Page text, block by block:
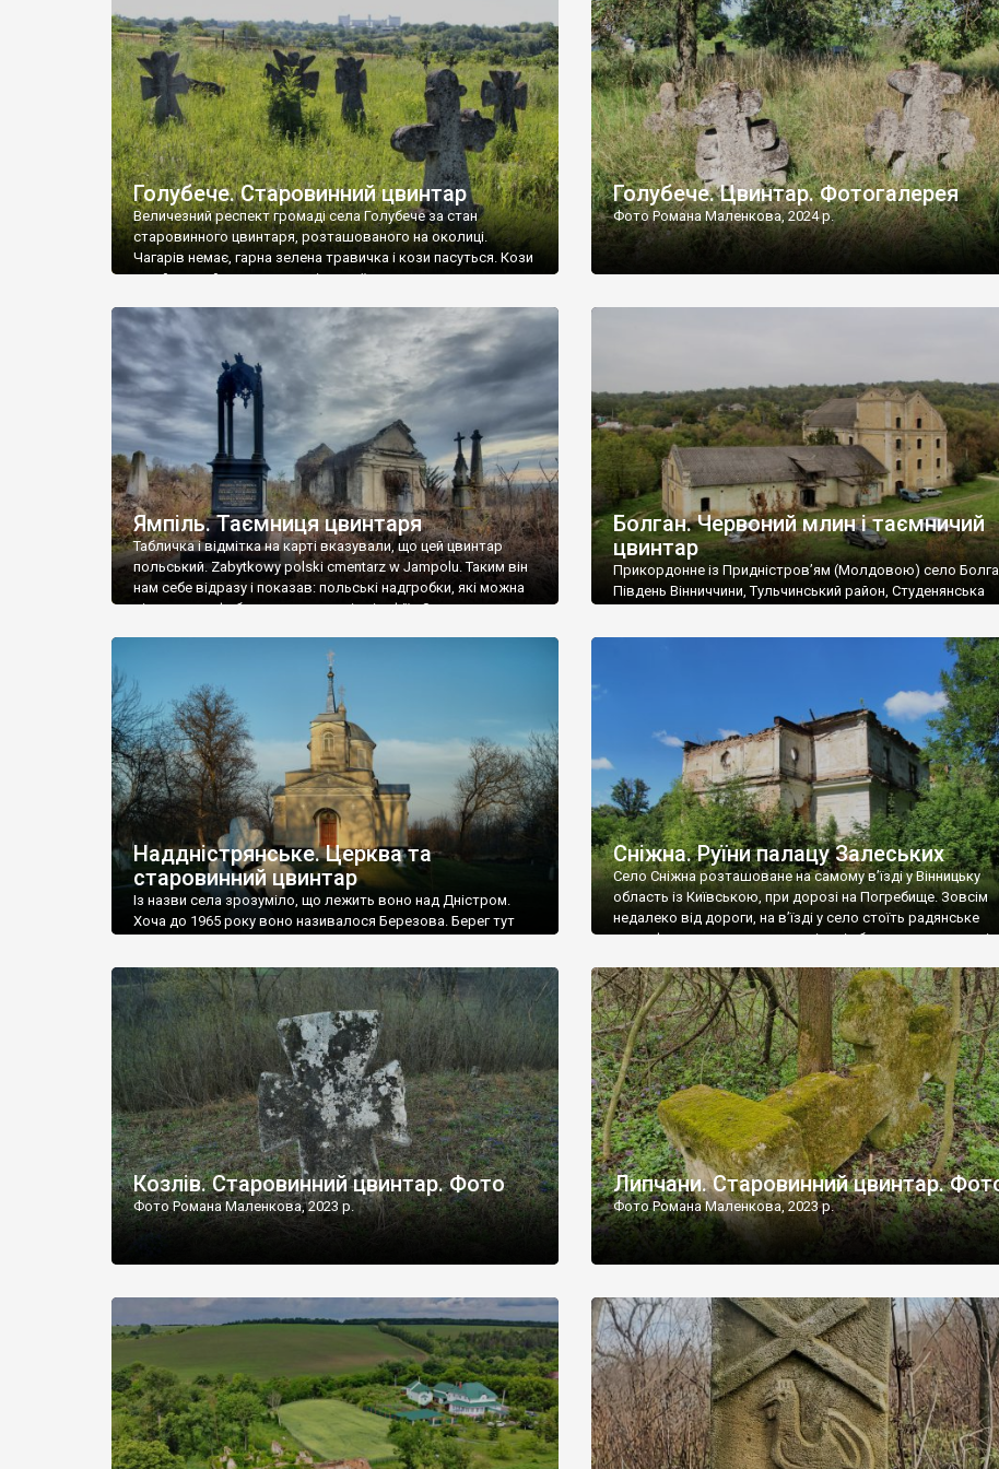
[…]
Голубече. Старовинний цвинтар
Величезний респект громаді села Голубече за стан
старовинного цвинтаря, розташованого на околиці.
Чагарів немає, гарна зелена травичка і кози пасуться. Кози
– найкращий регулятор шкідливої, для старих кладовищ,
бруньками, кози ті бруньки обгризають, бо то улюблений
делікатес. На цвинтарі у Голубечому ціла колекція
різноманітних форм хрестів. Село відносно невелике, […]
Голубече. Цвинтар. Фотогалерея
Фото Романа Маленкова, 2024 р.
Ямпіль. Таємниця цвинтаря
Табличка і відмітка на карті вказували, що цей цвинтар
польський. Zabytkowy polski cmentarz w Jampolu. Таким він
нам себе відразу і показав: польські надгробки, які можна
віднести до фабричних, польські епітафії… Загалом цвинтар
виявилося більше семи гектарів. Перше враження про
абсолютну звичайність польського цвинтаря виявилося
оманливим – […]
Болган. Червоний млин і таємничий
цвинтар
Прикордонне із Придністров’ям (Молдовою) село
Південь Вінниччини, Тульчинський район, Студенянська
старовинний цвинтар із кам’яними хрестами. Всі епітафії,
збереглися, написані кирилицею, церковнослов’янською
мовою. За всіма традиційними ознаками – цвинтар
український. Хрести датуються 19 століттям. У 1924-1940
роках Болган […]
Наддністрянське. Церква та
старовинний цвинтар
Із назви села зрозуміло, що лежить воно над Дністром.
Хоча до 1965 року воно називалося Березова. Берег тут
Наддністрянське відрізняється від більшості навколишніх
сіл. У селі є мурована Михайлівська церква. Точної дати […]
Сніжна. Руїни палацу Залеських
Село Сніжна розташоване на самому в’їзді у Вінницьку
область із Київською, при дорозі на Погребище. Зовсім
недалеко від дороги, на в’їзді у село стоїть радянське
рельєфне пано, яке показує жінку і яблуню, а трохи далі,
дороги їх не видно, але видно дві стареньких колії у
[…]
Козлів. Старовинний цвинтар. Фото
Фото Романа Маленкова, 2023 р.
Липчани. Старовинний цвинтар.
Фото Романа Маленкова, 2023 р.